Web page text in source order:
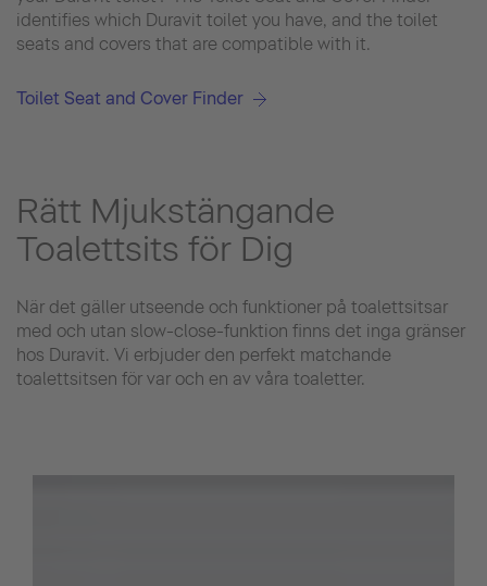
identifies which Duravit toilet you have, and the toilet
seats and covers that are compatible with it.
Toilet Seat and Cover Finder
Rätt Mjukstängande
Toalettsits för Dig
När det gäller utseende och funktioner på toalettsitsar
med och utan slow-close-funktion finns det inga gränser
hos Duravit. Vi erbjuder den perfekt matchande
toalettsitsen för var och en av våra toaletter.